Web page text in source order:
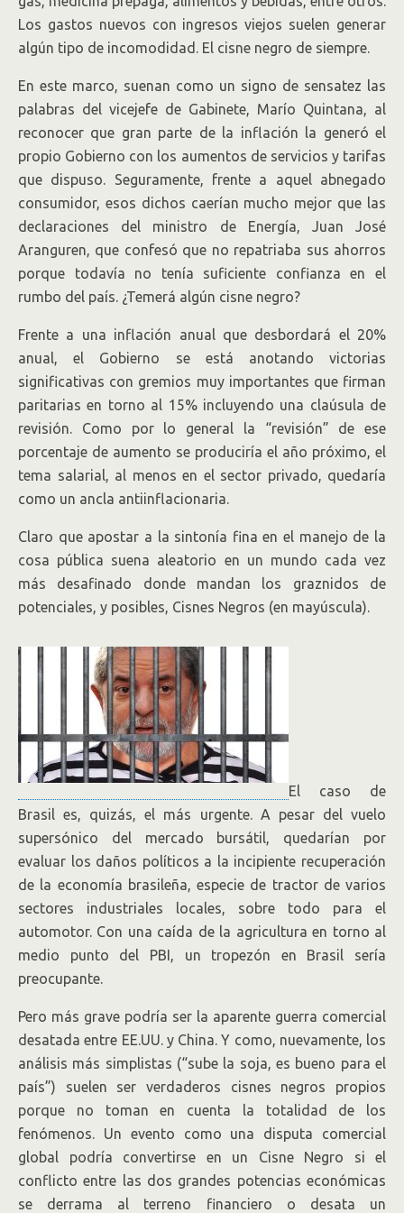
Los gastos nuevos con ingresos viejos suelen generar
algún tipo de incomodidad. El cisne negro de siempre.
En este marco, suenan como un signo de sensatez las
palabras del vicejefe de Gabinete, Marío Quintana, al
reconocer que gran parte de la inflación la generó el
propio Gobierno con los aumentos de servicios y tarifas
que dispuso. Seguramente, frente a aquel abnegado
consumidor, esos dichos caerían mucho mejor que las
declaraciones del ministro de Energía, Juan José
Aranguren, que confesó que no repatriaba sus ahorros
porque todavía no tenía suficiente confianza en el
rumbo del país. ¿Temerá algún cisne negro?
Frente a una inflación anual que desbordará el 20%
anual, el Gobierno se está anotando victorias
significativas con gremios muy importantes que firman
paritarias en torno al 15% incluyendo una claúsula de
revisión. Como por lo general la “revisión” de ese
porcentaje de aumento se produciría el año próximo, el
tema salarial, al menos en el sector privado, quedaría
como un ancla antiinflacionaria.
Claro que apostar a la sintonía fina en el manejo de la
cosa pública suena aleatorio en un mundo cada vez
más desafinado donde mandan los graznidos de
potenciales, y posibles, Cisnes Negros (en mayúscula).
El caso de
Brasil es, quizás, el más urgente. A pesar del vuelo
supersónico del mercado bursátil, quedarían por
evaluar los daños políticos a la incipiente recuperación
de la economía brasileña, especie de tractor de varios
sectores industriales locales, sobre todo para el
automotor. Con una caída de la agricultura en torno al
medio punto del PBI, un tropezón en Brasil sería
preocupante.
Pero más grave podría ser la aparente guerra comercial
desatada entre EE.UU. y China. Y como, nuevamente, los
análisis más simplistas (“sube la soja, es bueno para el
país”) suelen ser verdaderos cisnes negros propios
porque no toman en cuenta la totalidad de los
fenómenos. Un evento como una disputa comercial
global podría convertirse en un Cisne Negro si el
conflicto entre las dos grandes potencias económicas
se derrama al terreno financiero o desata un